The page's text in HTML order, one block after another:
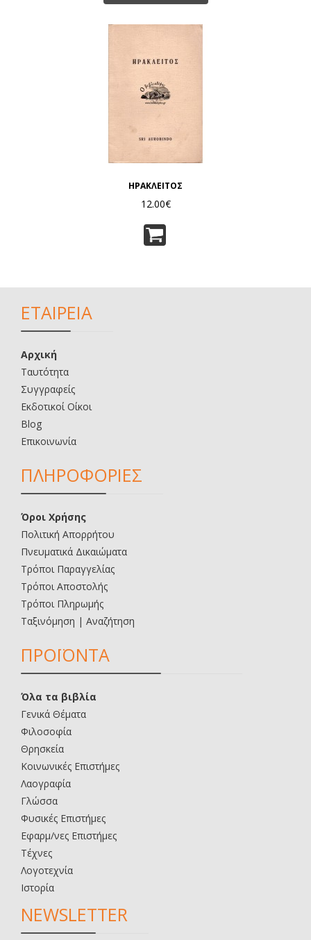
ΗΡΑΚΛΕΙΤΟΣ
12.00€
ΕΤΑΙΡΕΙΑ
Αρχική
Ταυτότητα
Συγγραφείς
Εκδοτικοί Οίκοι
Blog
Επικοινωνία
ΠΛΗΡΟΦΟΡΙΕΣ
Όροι Χρήσης
Πολιτική Απορρήτου
Πνευματικά Δικαιώματα
Τρόποι Παραγγελίας
Τρόποι Αποστολής
Τρόποι Πληρωμής
Ταξινόμηση | Αναζήτηση
ΠΡΟΪΟΝΤΑ
Όλα τα βιβλία
Γενικά Θέματα
Φιλοσοφία
Θρησκεία
Κοινωνικές Επιστήμες
Λαογραφία
Γλώσσα
Φυσικές Επιστήμες
Εφαρμ/νες Επιστήμες
Τέχνες
Λογοτεχνία
Ιστορία
NEWSLETTER